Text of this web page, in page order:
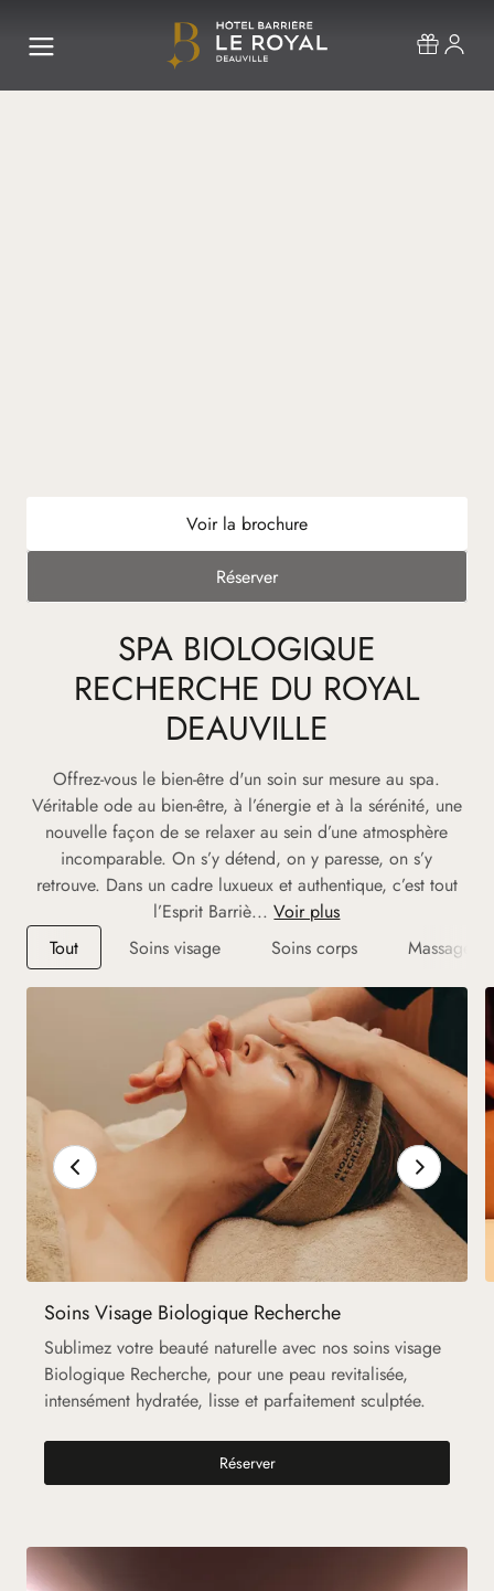
Voir la brochure
Réserver
SPA BIOLOGIQUE
RECHERCHE DU ROYAL
DEAUVILLE
Offrez-vous le bien-être d'un soin sur mesure au spa.
Véritable ode au bien-être, à l’énergie et à la sérénité, une
nouvelle façon de se relaxer au sein d’une atmosphère
incomparable. On s’y détend, on y paresse, on s’y
retrouve. Dans un cadre luxueux et authentique, c’est tout
l’Esprit Barriè... Voir plus
Tout
Soins visage Soins corps Massages
Soins Visage Biologique Recherche
Sublimez votre beauté naturelle avec nos soins visage
Biologique Recherche, pour une peau revitalisée,
intensément hydratée, lisse et parfaitement sculptée.
RéserverSoins Visage Biologique